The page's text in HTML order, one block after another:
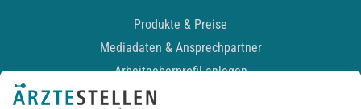
Produkte & Preise
Mediadaten & Ansprechpartner
Arbeitgeberprofil anlegen
Recruiting-Podcast